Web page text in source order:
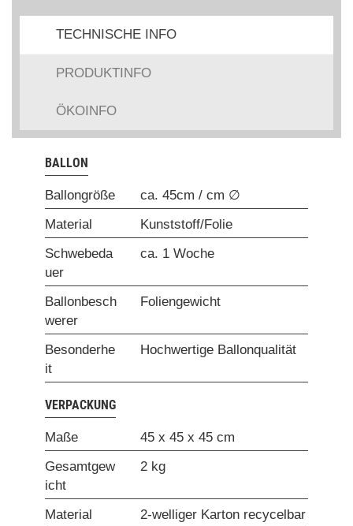
TECHNISCHE INFO
PRODUKTINFO
ÖKOINFO
BALLON
Ballongröße
ca. 45cm / cm ∅
Material
Kunststoff/Folie
Schwebeda
uer
ca. 1 Woche
Ballonbesch
werer
Foliengewicht
Besonderhe
it
Hochwertige Ballonqualität
VERPACKUNG
Maße
45 x 45 x 45 cm
Gesamtgew
icht
2 kg
Material
2-welliger Karton recycelbar